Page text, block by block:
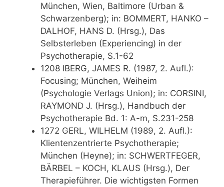
München, Wien, Baltimore (Urban &
Schwarzenberg); in: BOMMERT, HANKO –
DALHOF, HANS D. (Hrsg.), Das
Selbsterleben (Experiencing) in der
Psychotherapie, S.1-62
1208 IBERG, JAMES R. (1987, 2. Aufl.):
Focusing; München, Weiheim
(Psychologie Verlags Union); in: CORSINI,
RAYMOND J. (Hrsg.), Handbuch der
Psychotherapie Bd. 1: A-m, S.231-258
1272 GERL, WILHELM (1989, 2. Aufl.):
Klientenzentrierte Psychotherapie;
München (Heyne); in: SCHWERTFEGER,
BÄRBEL – KOCH, KLAUS (Hrsg.), Der
Therapieführer. Die wichtigsten Formen